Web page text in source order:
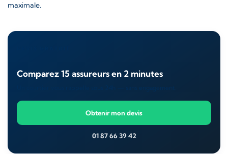
maximale.
Comparez 15 assureurs en 2 minutes
Un courtier vous rappelle sous 24h — sans engagement.
Obtenir mon devis
01 87 66 39 42